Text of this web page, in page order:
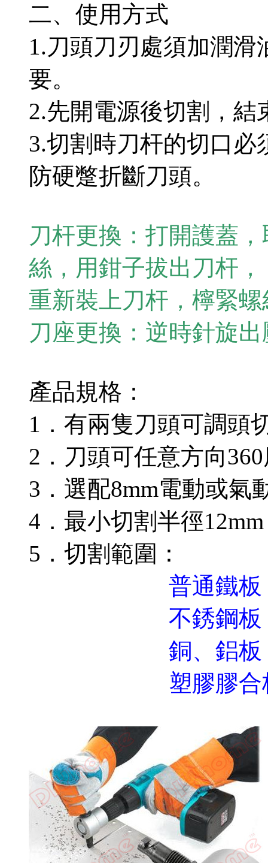
二、使用方式
1.刀頭刀刃處須加潤
要。
2.先開電源後切割，結
3.切割時刀杆的切口
防硬蹩折斷刀頭。
刀杆更換：打開護蓋
絲，用鉗子拔出刀杆，
重新裝上刀杆，檸緊
刀座更換：逆時針旋
產品規格：
1．有兩隻刀頭可調頭
2．刀頭可任意方向
3．選配8mm電動或氣
4．最小切割半徑12mm
5．切割範圍：
普通鐵板：
不銹鋼板：
銅、鋁板：
塑膠膠合板